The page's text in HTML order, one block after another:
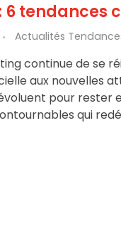
6 tendances
Actualités
continue de se
aux nouvelles
pour rester
qui